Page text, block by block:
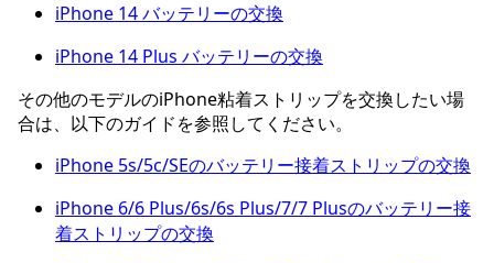
iPhone 14 バッテリーの交換
iPhone 14 Plus バッテリーの交換
その他のモデルのiPhone粘着ストリップを交換したい場
合は、以下のガイドを参照してください。
iPhone 5s/5c/SEのバッテリー接着ストリップの交換
iPhone 6/6 Plus/6s/6s Plus/7/7 Plusのバッテリー接
着ストリップの交換